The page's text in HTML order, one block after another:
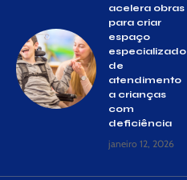
acelera obras
para criar
espaço
especializado
de
atendimento
a crianças
com
deficiência
janeiro 12, 2026